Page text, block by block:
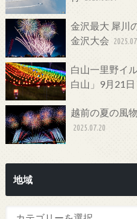
金沢最大 犀川
金沢大会
白山一里野イ
白山」9月21
越前の夏の風
2025.07.20
地域